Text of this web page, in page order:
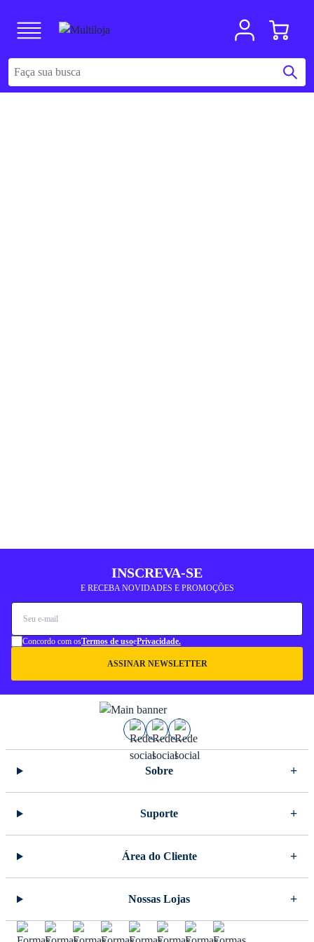
INSCREVA-SE
E RECEBA NOVIDADES E PROMOÇÕES
Concordo com osTermos de usoePrivacidade.
ASSINAR NEWSLETTER
Sobre
Suporte
Área do Cliente
Nossas Lojas